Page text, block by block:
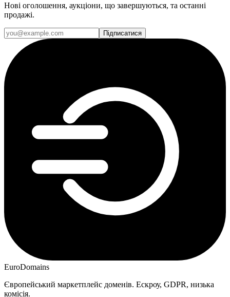
Нові оголошення, аукціони, що завершуються, та останні
продажі.
Підписатися
EuroDomains
Європейський маркетплейс доменів. Ескроу, GDPR, низька
комісія.